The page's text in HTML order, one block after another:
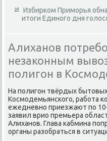
Избирком Приморья
итоги Единого дня
Алиханов
незаконным
полигон в
На полигон твёрдых
Космодемьянского, работа
ежедневно приезжают по
заявил врио премьера
Алиханов. Глава кабмина
органы разобраться в